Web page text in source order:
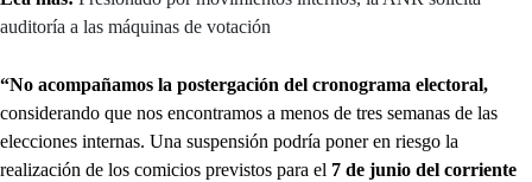
auditoría a las máquinas de votación
“No acompañamos la postergación del cronograma electoral,
considerando que nos encontramos a menos de tres semanas de las
elecciones internas. Una suspensión podría poner en riesgo la
realización de los comicios previstos para el 7 de junio del corriente